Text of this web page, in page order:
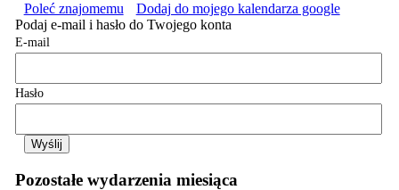
Poleć znajomemu
Dodaj do mojego kalendarza google
Podaj e-mail i hasło do Twojego konta
E-mail
Hasło
Pozostałe wydarzenia miesiąca